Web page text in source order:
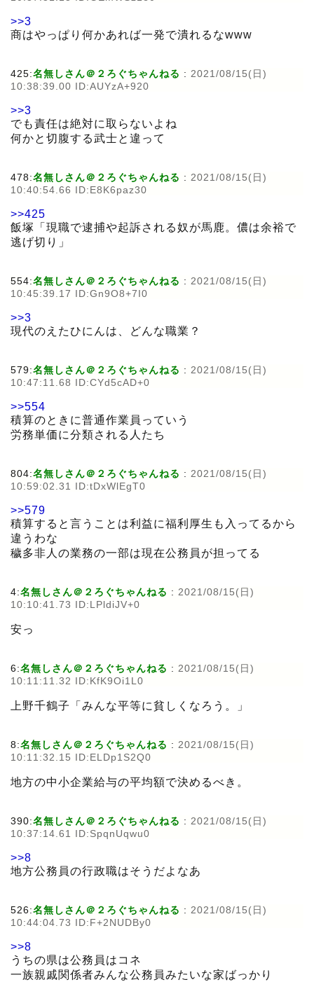
>>3
商はやっぱり何かあれば一発で潰れるなwww
425:名無しさん＠２ろぐちゃんねる : 2021/08/15(日)
10:38:39.00 ID:AUYzA+920
>>3
でも責任は絶対に取らないよね
何かと切腹する武士と違って
478:名無しさん＠２ろぐちゃんねる : 2021/08/15(日)
10:40:54.66 ID:E8K6paz30
>>425
飯塚「現職で逮捕や起訴される奴が馬鹿。儂は余裕で
逃げ切り」
554:名無しさん＠２ろぐちゃんねる : 2021/08/15(日)
10:45:39.17 ID:Gn9O8+7I0
>>3
現代のえたひにんは、どんな職業？
579:名無しさん＠２ろぐちゃんねる : 2021/08/15(日)
10:47:11.68 ID:CYd5cAD+0
>>554
積算のときに普通作業員っていう
労務単価に分類される人たち
804:名無しさん＠２ろぐちゃんねる : 2021/08/15(日)
10:59:02.31 ID:tDxWlEgT0
>>579
積算すると言うことは利益に福利厚生も入ってるから
違うわな
穢多非人の業務の一部は現在公務員が担ってる
4:名無しさん＠２ろぐちゃんねる : 2021/08/15(日)
10:10:41.73 ID:LPldiJV+0
安っ
6:名無しさん＠２ろぐちゃんねる : 2021/08/15(日)
10:11:11.32 ID:KfK9Oi1L0
上野千鶴子「みんな平等に貧しくなろう。」
8:名無しさん＠２ろぐちゃんねる : 2021/08/15(日)
10:11:32.15 ID:ELDp1S2Q0
地方の中小企業給与の平均額で決めるべき。
390:名無しさん＠２ろぐちゃんねる : 2021/08/15(日)
10:37:14.61 ID:SpqnUqwu0
>>8
地方公務員の行政職はそうだよなあ
526:名無しさん＠２ろぐちゃんねる : 2021/08/15(日)
10:44:04.73 ID:F+2NUDBy0
>>8
うちの県は公務員はコネ
一族親戚関係者みんな公務員みたいな家ばっかり